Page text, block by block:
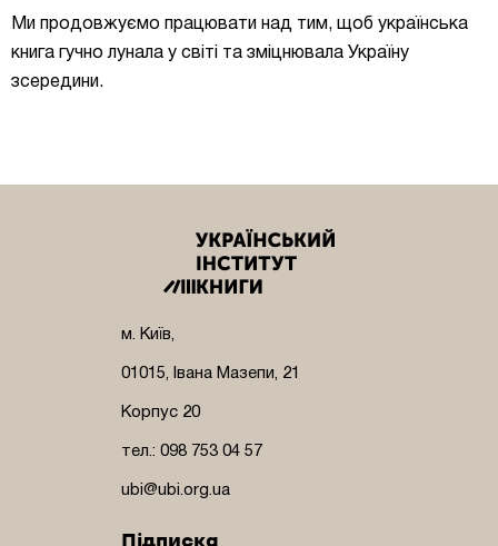
Ми продовжуємо працювати над тим, щоб українська
книга гучно лунала у світі та зміцнювала Україну
зсередини.
м. Київ,
01015, Івана Мазепи, 21
Корпус 20
тел.: 098 753 04 57
ubi@ubi.org.ua
Підписка